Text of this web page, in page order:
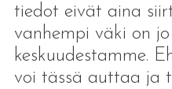
tiedot eivät aina
vanhempi väki on
keskuudestamme.
voi tässä auttaa ja